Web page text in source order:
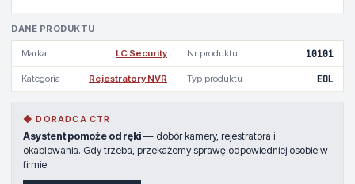
DANE PRODUKTU
Marka LC Security Nr produktu 10101
Kategoria Rejestratory NVR Typ produktu EOL
◆ DORADCA CTR
Asystent pomoże od ręki — dobór kamery, rejestratora i
okablowania. Gdy trzeba, przekażemy sprawę odpowiedniej osobie w
firmie.